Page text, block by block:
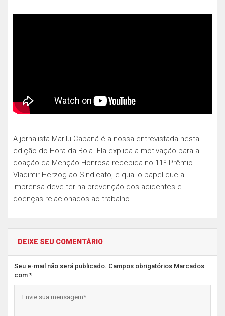
A jornalista Marilu Cabanã é a nossa entrevistada nesta
edição do Hora da Boia. Ela explica a motivação para a
doação da Menção Honrosa recebida no 11º Prêmio
Vladimir Herzog ao Sindicato, e qual o papel que a
imprensa deve ter na prevenção dos acidentes e
doenças relacionados ao trabalho.
DEIXE SEU COMENTÁRIO
Seu e-mail não será publicado. Campos obrigatórios Marcados
com *